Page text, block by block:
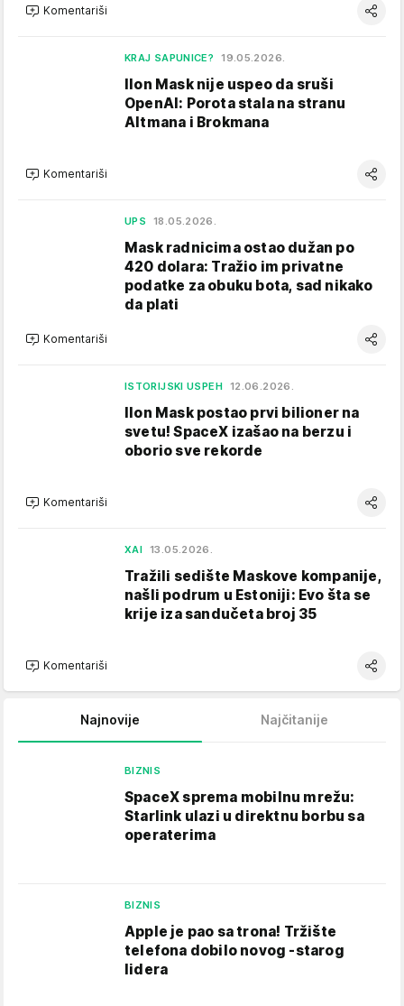
Komentariši
KRAJ SAPUNICE? 19.05.2026.
Ilon Mask nije uspeo da sruši
OpenAI: Porota stala na stranu
Altmana i Brokmana
Komentariši
UPS 18.05.2026.
Mask radnicima ostao dužan po
420 dolara: Tražio im privatne
podatke za obuku bota, sad nikako
da plati
Komentariši
ISTORIJSKI USPEH 12.06.2026.
Ilon Mask postao prvi bilioner na
svetu! SpaceX izašao na berzu i
oborio sve rekorde
Komentariši
XAI 13.05.2026.
Tražili sedište Maskove kompanije,
našli podrum u Estoniji: Evo šta se
krije iza sandučeta broj 35
Komentariši
Najnovije Najčitanije
BIZNIS
SpaceX sprema mobilnu mrežu:
Starlink ulazi u direktnu borbu sa
operaterima
BIZNIS
Apple je pao sa trona! Tržište
telefona dobilo novog -starog
lidera